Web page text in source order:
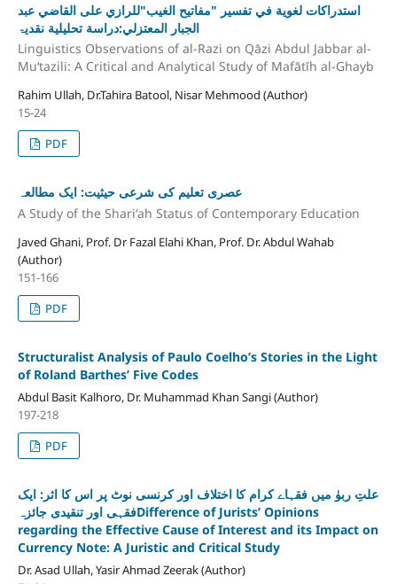
استدراکات لغویة في تفسير "مفاتيح الغيب"للرازي علی القاضي عبد
الجبار المعتزلي:دراسة تحليلية نقديۃ
Linguistics Observations of al-Razi on Qāzi Abdul Jabbar al-
Muʻtazili: A Critical and Analytical Study of Mafātīh al-Ghayb
Rahim Ullah, Dr.Tahira Batool, Nisar Mehmood (Author)
15-24
PDF
عصری تعلیم کی شرعی حیثیت: ایک مطالعہ
A Study of the Shariʻah Status of Contemporary Education
Javed Ghani, Prof. Dr Fazal Elahi Khan, Prof. Dr. Abdul Wahab
(Author)
151-166
PDF
Structuralist Analysis of Paulo Coelho’s Stories in the Light
of Roland Barthes’ Five Codes
Abdul Basit Kalhoro, Dr. Muhammad Khan Sangi (Author)
197-218
PDF
علتِ ربوٰ میں فقہاے کرام کا اختلاف اور کرنسی نوٹ پر اس کا اثر: ایک
فقہی اور تنقیدی جائزہDifference of Jurists’ Opinions
regarding the Effective Cause of Interest and its Impact on
Currency Note: A Juristic and Critical Study
Dr. Asad Ullah, Yasir Ahmad Zeerak (Author)